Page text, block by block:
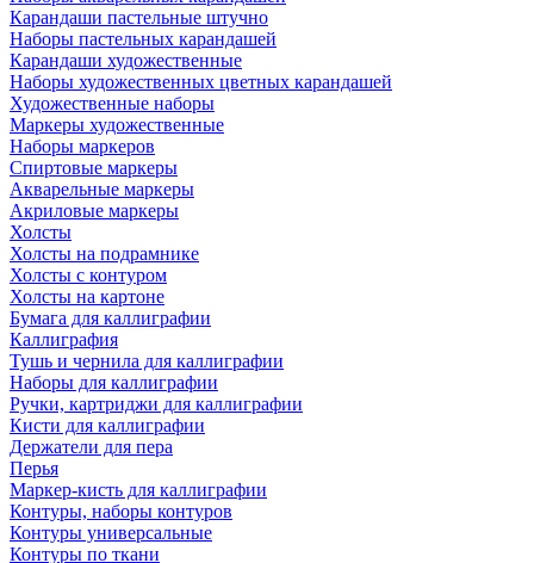
Карандаши пастельные штучно
Наборы пастельных карандашей
Карандаши художественные
Наборы художественных цветных карандашей
Художественные наборы
Маркеры художественные
Наборы маркеров
Спиртовые маркеры
Акварельные маркеры
Акриловые маркеры
Холсты
Холсты на подрамнике
Холсты с контуром
Холсты на картоне
Бумага для каллиграфии
Каллиграфия
Тушь и чернила для каллиграфии
Наборы для каллиграфии
Ручки, картриджи для каллиграфии
Кисти для каллиграфии
Держатели для пера
Перья
Маркер-кисть для каллиграфии
Контуры, наборы контуров
Контуры универсальные
Контуры по ткани